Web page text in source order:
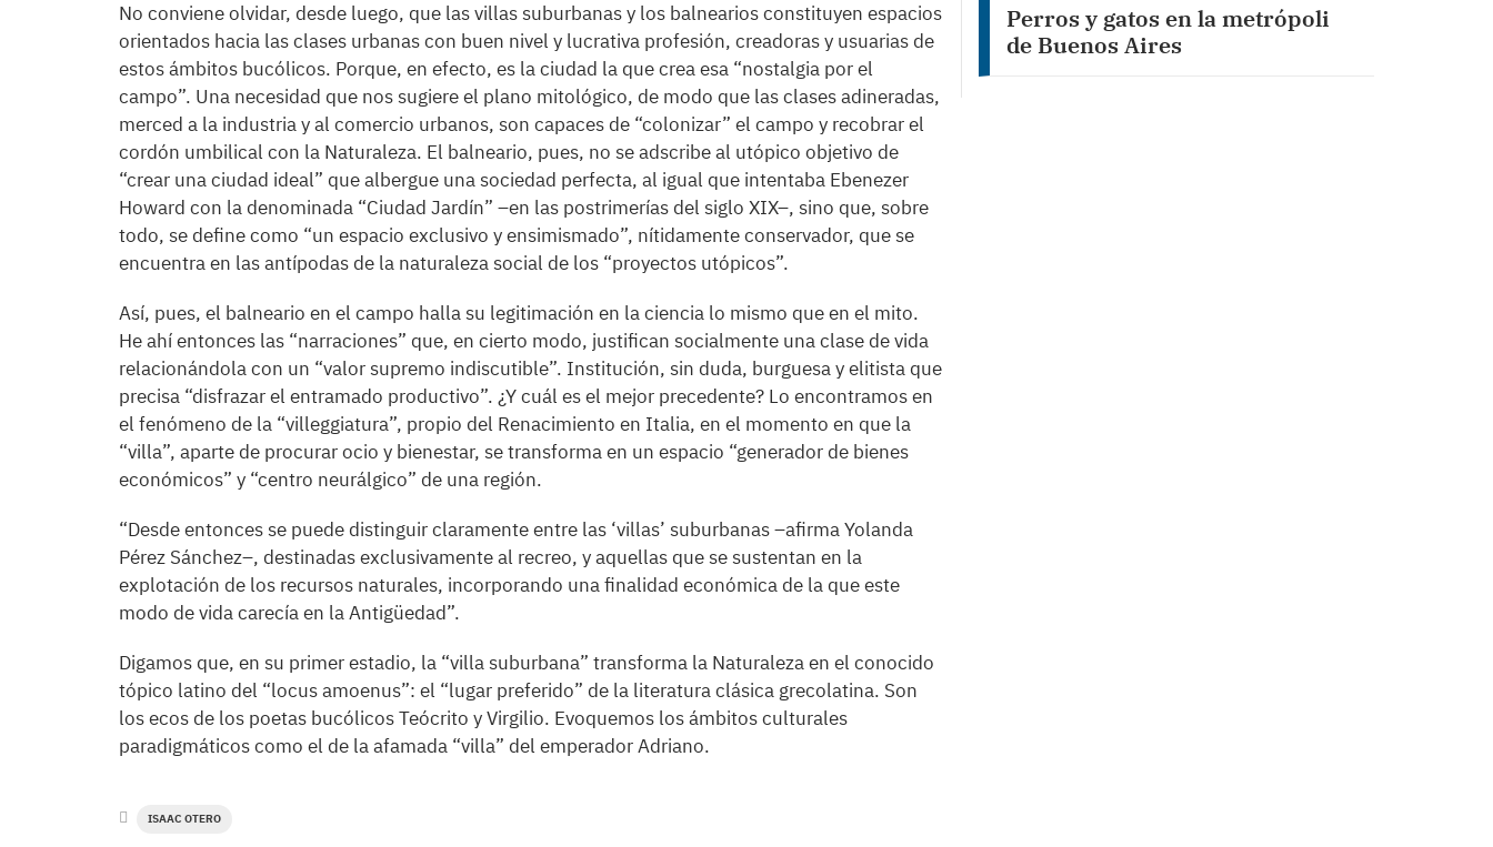
No conviene olvidar, desde luego, que las villas suburbanas y los balnearios constituyen espacios
orientados hacia las clases urbanas con buen nivel y lucrativa profesión, creadoras y usuarias de
estos ámbitos bucólicos. Porque, en efecto, es la ciudad la que crea esa “nostalgia por el
campo”. Una necesidad que nos sugiere el plano mitológico, de modo que las clases adineradas,
merced a la industria y al comercio urbanos, son capaces de “colonizar” el campo y recobrar el
cordón umbilical con la Naturaleza. El balneario, pues, no se adscribe al utópico objetivo de
“crear una ciudad ideal” que albergue una sociedad perfecta, al igual que intentaba Ebenezer
Howard con la denominada “Ciudad Jardín” –en las postrimerías del siglo XIX–, sino que, sobre
todo, se define como “un espacio exclusivo y ensimismado”, nítidamente conservador, que se
encuentra en las antípodas de la naturaleza social de los “proyectos utópicos”.
Así, pues, el balneario en el campo halla su legitimación en la ciencia lo mismo que en el mito.
He ahí entonces las “narraciones” que, en cierto modo, justifican socialmente una clase de vida
relacionándola con un “valor supremo indiscutible”. Institución, sin duda, burguesa y elitista que
precisa “disfrazar el entramado productivo”. ¿Y cuál es el mejor precedente? Lo encontramos en
el fenómeno de la “villeggiatura”, propio del Renacimiento en Italia, en el momento en que la
“villa”, aparte de procurar ocio y bienestar, se transforma en un espacio “generador de bienes
económicos” y “centro neurálgico” de una región.
“Desde entonces se puede distinguir claramente entre las ‘villas’ suburbanas –afirma Yolanda
Pérez Sánchez–, destinadas exclusivamente al recreo, y aquellas que se sustentan en la
explotación de los recursos naturales, incorporando una finalidad económica de la que este
modo de vida carecía en la Antigüedad”.
Digamos que, en su primer estadio, la “villa suburbana” transforma la Naturaleza en el conocido
tópico latino del “locus amoenus”: el “lugar preferido” de la literatura clásica grecolatina. Son
los ecos de los poetas bucólicos Teócrito y Virgilio. Evoquemos los ámbitos culturales
paradigmáticos como el de la afamada “villa” del emperador Adriano.
ISAAC OTERO
Perros y gatos en la metrópoli
de Buenos Aires